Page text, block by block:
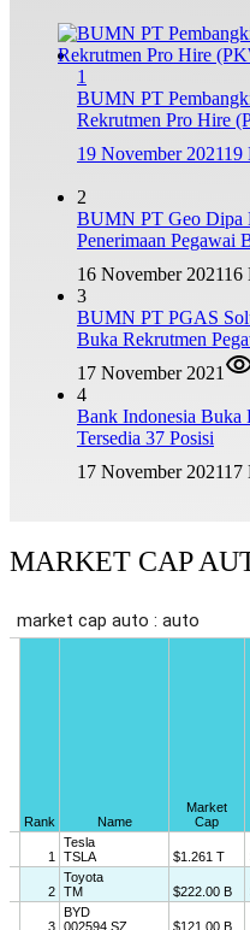
1
BUMN PT
Rekrutmen Pro Hire
19 November 202119
2
BUMN PT Geo Dipa
Penerimaan Pegawai
16 November 202116
3
BUMN PT PGAS
Buka Rekrutmen
17 November 2021
4
Bank Indonesia Buka
Tersedia 37 Posisi
17 November 202117
MARKET CAP